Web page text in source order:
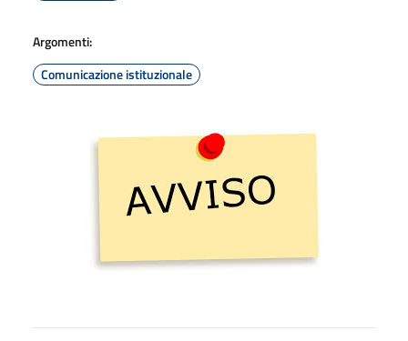
Argomenti:
Comunicazione istituzionale